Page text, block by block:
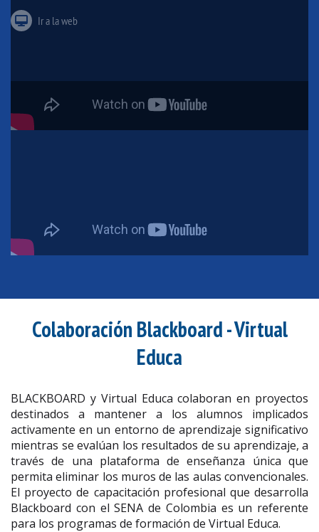
Ir a la web
Colaboración Blackboard - Virtual
Educa
BLACKBOARD y Virtual Educa colaboran en proyectos
destinados a mantener a los alumnos implicados
activamente en un entorno de aprendizaje significativo
mientras se evalúan los resultados de su aprendizaje, a
través de una plataforma de enseñanza única que
permita eliminar los muros de las aulas convencionales.
El proyecto de capacitación profesional que desarrolla
Blackboard con el SENA de Colombia es un referente
para los programas de formación de Virtual Educa.